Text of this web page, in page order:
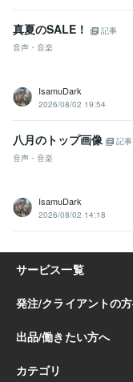
真夏のSALE！
記事
音声・音楽
IsamuDark
2026/08/02 19:54
八月のトップ画像
記事
音声・音楽
IsamuDark
2026/08/02 14:18